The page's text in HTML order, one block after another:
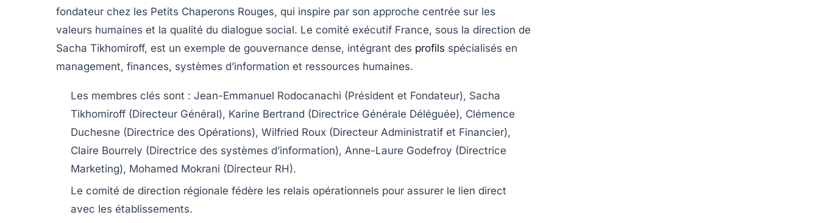
fondateur chez les Petits Chaperons Rouges, qui inspire par son approche centrée sur les
valeurs humaines et la qualité du dialogue social. Le comité exécutif France, sous la direction de
Sacha Tikhomiroff, est un exemple de gouvernance dense, intégrant des profils spécialisés en
management, finances, systèmes d’information et ressources humaines.
Les membres clés sont : Jean-Emmanuel Rodocanachi (Président et Fondateur), Sacha
Tikhomiroff (Directeur Général), Karine Bertrand (Directrice Générale Déléguée), Clémence
Duchesne (Directrice des Opérations), Wilfried Roux (Directeur Administratif et Financier),
Claire Bourrely (Directrice des systèmes d’information), Anne-Laure Godefroy (Directrice
Marketing), Mohamed Mokrani (Directeur RH).
Le comité de direction régionale fédère les relais opérationnels pour assurer le lien direct
avec les établissements.